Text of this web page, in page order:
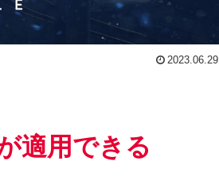
2023.06.29
適用できる